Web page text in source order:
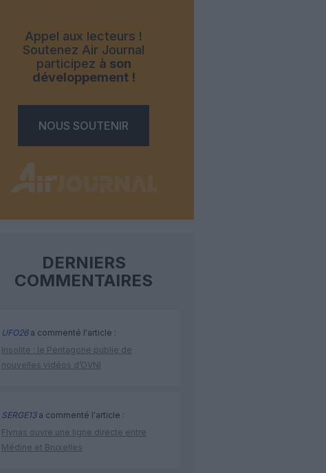
Appel aux lecteurs !
Soutenez Air Journal
participez à son
développement !
NOUS SOUTENIR
DERNIERS
COMMENTAIRES
UFO26a commenté l'article :
Insolite : le Pentagone publie de
nouvelles vidéos d’OVNI
SERGE13a commenté l'article :
Flynas ouvre une ligne directe entre
Médine et Bruxelles